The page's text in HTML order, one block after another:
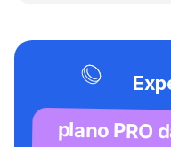
plano PRO